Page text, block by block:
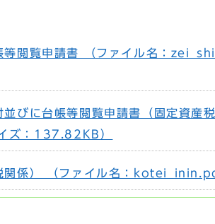
等閲覧申請書 （ファイル名：
並びに台帳等閲覧申請書（固定資産
：137.82KB）
関係） （ファイル名：